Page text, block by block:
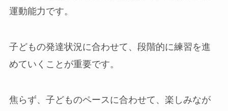
運動能力です。
子どもの発達状況に合わせて、段階的に練習を進
めていくことが重要です。
焦らず、子どものペースに合わせて、楽しみなが